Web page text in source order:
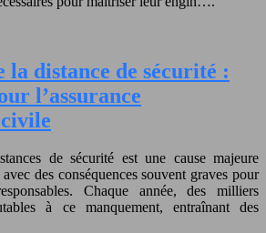
la distance de sécurité :
l’assurance
de sécurité est une cause majeure
des conséquences souvent graves pour
Chaque année, des milliers
à ce manquement, entraînant des